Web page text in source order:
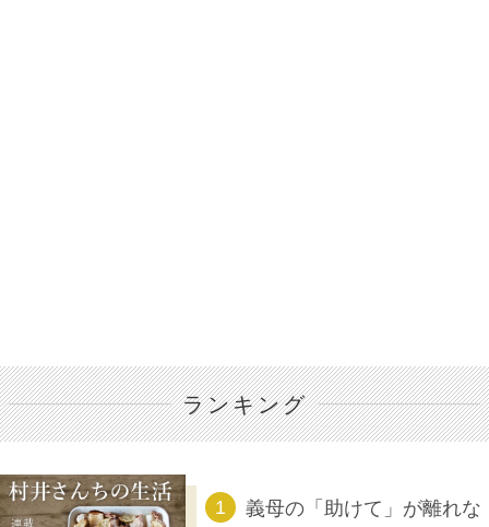
ランキング
義母の「助けて」が離れな